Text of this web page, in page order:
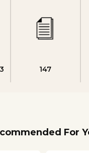
147
For